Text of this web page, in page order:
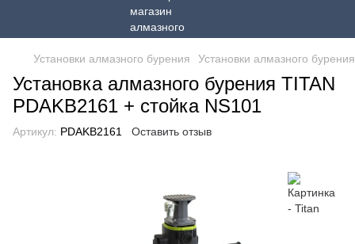
Установки алмазного бурения Установки алмазного
Установка алмазного бурения TITAN
PDAKB2161 + стойка NS101
Артикул: PDAKB2161 Оставить отзыв